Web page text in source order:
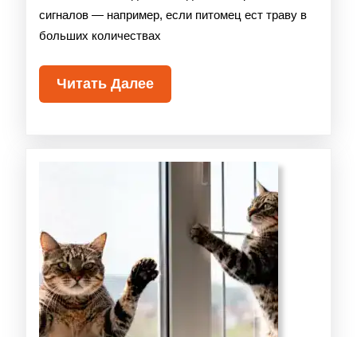
сигналов — например, если питомец ест траву в
больших количествах
Читать Далее